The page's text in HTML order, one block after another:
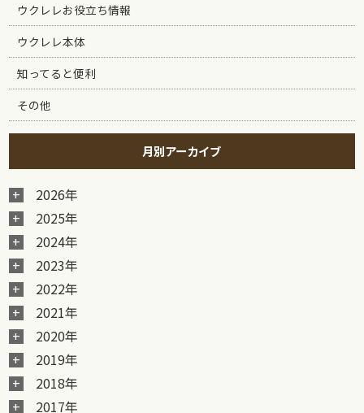
ウクレレお役立ち情報
ウクレレ本体
知ってると便利
その他
月別アーカイブ
2026年
2025年
2024年
2023年
2022年
2021年
2020年
2019年
2018年
2017年